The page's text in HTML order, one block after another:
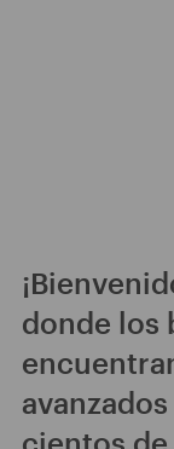
donde los